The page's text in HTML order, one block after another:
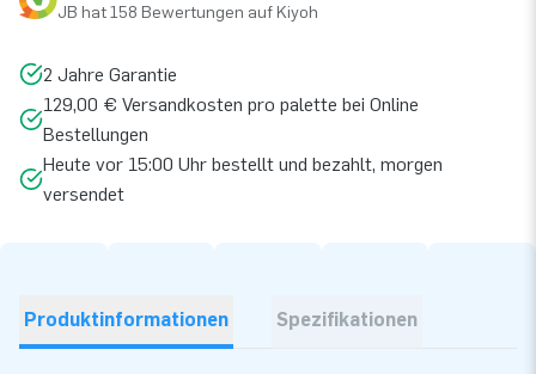
JB hat 158 Bewertungen auf Kiyoh
2 Jahre Garantie
129,00 € Versandkosten pro palette bei Online
Bestellungen
Heute vor 15:00 Uhr bestellt und bezahlt, morgen
versendet
Produktinformationen Spezifikationen